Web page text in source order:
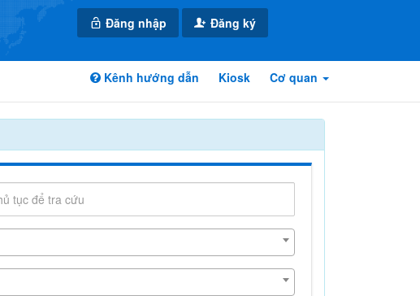
Đăng nhập Đăng ký
Kênh hướng dẫn Kiosk Cơ quan